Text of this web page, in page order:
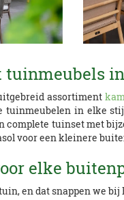
assortiment
in elke
complete tuinset met
voor een kleinere
elke
en dat snappen we